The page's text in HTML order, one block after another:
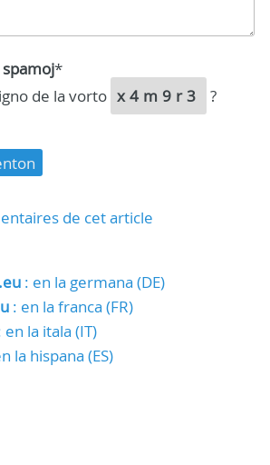
*
de la vorto x4m9r3 ?
de cet article
: en la germana (DE)
: en la franca (FR)
en la itala (IT)
la hispana (ES)